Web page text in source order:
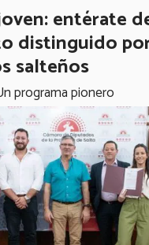
entérate
distinguido
salteños
programa pionero